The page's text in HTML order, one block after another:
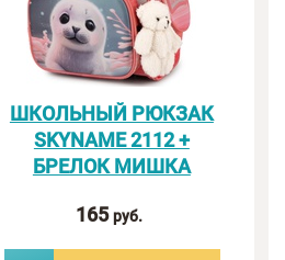
ШКОЛЬНЫЙ РЮКЗАК
SKYNAME 2112 +
БРЕЛОК МИШКА
165 руб.